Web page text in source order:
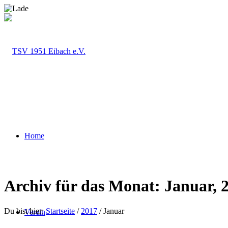
Home
Verein
Archiv für das Monat: Januar,
Du bist hier: Startseite / 2017 / Januar